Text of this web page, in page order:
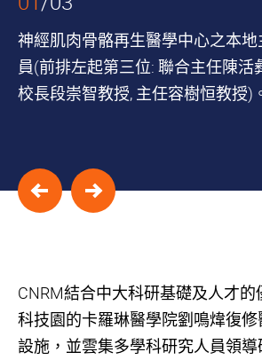
主
要
內
您
至
頁
腳
神經肌肉骨骼再生醫學中心之本地
員(前排左起第三位: 聯合主任陳活
校長段崇智教授, 主任容樹恒教授)
CNRM結合中大科研基礎及人才
科技園的卡羅琳醫學院劉鳴煒復
設施，並雲集多學科研究人員領